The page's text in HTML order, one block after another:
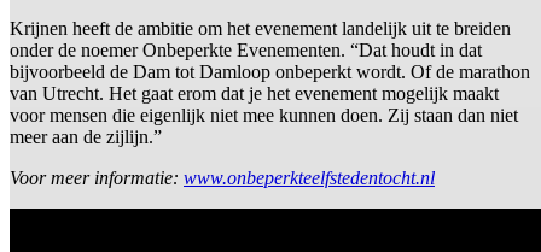
Krijnen heeft de ambitie om het evenement landelijk uit te breiden
onder de noemer Onbeperkte Evenementen. “Dat houdt in dat
bijvoorbeeld de Dam tot Damloop onbeperkt wordt. Of de marathon
van Utrecht. Het gaat erom dat je het evenement mogelijk maakt
voor mensen die eigenlijk niet mee kunnen doen. Zij staan dan niet
meer aan de zijlijn.”
Voor meer informatie: www.onbeperkteelfstedentocht.nl